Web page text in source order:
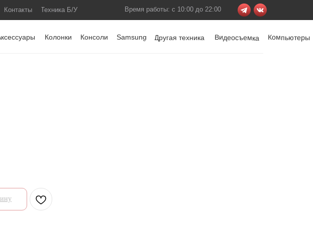
Время работы: с 10:00 до 22:00
Техника Б/У
Контакты
Компьютеры
Видеосъемка
Другая техника
Samsung
Консоли
Колонки